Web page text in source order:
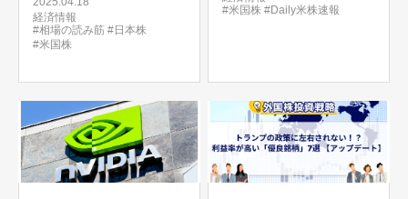
経済情報
#相場の読み筋 #日本株
#米国株
#米国株 #Daily米株速報